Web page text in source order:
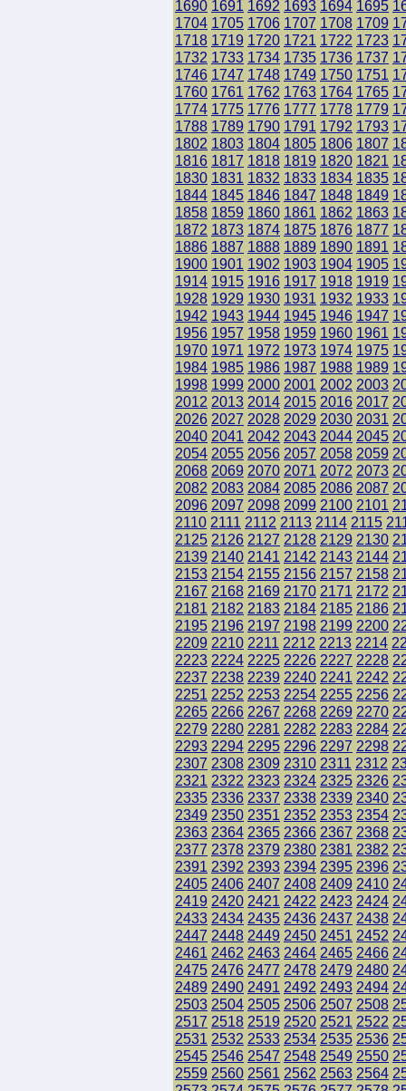
1690 1691 1692 1693 1694 1695
1704 1705 1706 1707 1708 1709
1718 1719 1720 1721 1722 1723
1732 1733 1734 1735 1736 1737
1746 1747 1748 1749 1750 1751
1760 1761 1762 1763 1764 1765
1774 1775 1776 1777 1778 1779
1788 1789 1790 1791 1792 1793
1802 1803 1804 1805 1806 1807
1816 1817 1818 1819 1820 1821
1830 1831 1832 1833 1834 1835
1844 1845 1846 1847 1848 1849
1858 1859 1860 1861 1862 1863
1872 1873 1874 1875 1876 1877
1886 1887 1888 1889 1890 1891
1900 1901 1902 1903 1904 1905
1914 1915 1916 1917 1918 1919
1928 1929 1930 1931 1932 1933
1942 1943 1944 1945 1946 1947
1956 1957 1958 1959 1960 1961
1970 1971 1972 1973 1974 1975
1984 1985 1986 1987 1988 1989
1998 1999 2000 2001 2002 2003
2012 2013 2014 2015 2016 2017
2026 2027 2028 2029 2030 2031
2040 2041 2042 2043 2044 2045
2054 2055 2056 2057 2058 2059
2068 2069 2070 2071 2072 2073
2082 2083 2084 2085 2086 2087
2096 2097 2098 2099 2100 2101
2110 2111 2112 2113 2114 2115
2125 2126 2127 2128 2129 2130
2139 2140 2141 2142 2143 2144
2153 2154 2155 2156 2157 2158
2167 2168 2169 2170 2171 2172
2181 2182 2183 2184 2185 2186
2195 2196 2197 2198 2199 2200
2209 2210 2211 2212 2213 2214
2223 2224 2225 2226 2227 2228
2237 2238 2239 2240 2241 2242
2251 2252 2253 2254 2255 2256
2265 2266 2267 2268 2269 2270
2279 2280 2281 2282 2283 2284
2293 2294 2295 2296 2297 2298
2307 2308 2309 2310 2311 2312
2321 2322 2323 2324 2325 2326
2335 2336 2337 2338 2339 2340
2349 2350 2351 2352 2353 2354
2363 2364 2365 2366 2367 2368
2377 2378 2379 2380 2381 2382
2391 2392 2393 2394 2395 2396
2405 2406 2407 2408 2409 2410
2419 2420 2421 2422 2423 2424
2433 2434 2435 2436 2437 2438
2447 2448 2449 2450 2451 2452
2461 2462 2463 2464 2465 2466
2475 2476 2477 2478 2479 2480
2489 2490 2491 2492 2493 2494
2503 2504 2505 2506 2507 2508
2517 2518 2519 2520 2521 2522
2531 2532 2533 2534 2535 2536
2545 2546 2547 2548 2549 2550
2559 2560 2561 2562 2563 2564